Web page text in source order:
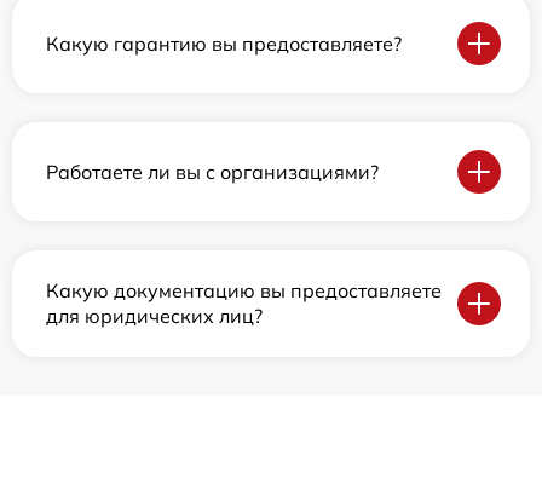
Какую гарантию вы предоставляете?
Работаете ли вы с организациями?
Какую документацию вы предоставляете
для юридических лиц?